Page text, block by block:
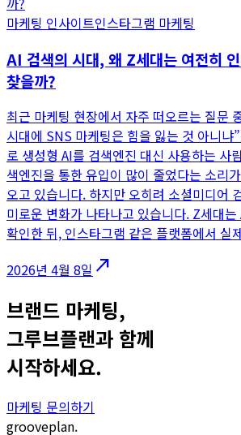
마케팅 인사이트인스타그램 마케팅
AI 검색의 시대, 왜 Z세대는 여전히
찾을까?
최근 마케팅 현장에서 자주 떠오르는 질문
시대에 SNS 마케팅은 힘을 잃는 것 아니냐
로 생성형 AI를 검색엔진 대신 사용하는 사
색엔진을 통한 유입이 많이 줄었다는 소리
오고 있습니다. 하지만 오히려 소셜미디어
미로운 변화가 나타나고 있습니다. Z세대
확인한 뒤, 인스타그램 같은 플랫폼에서
2026년 4월 8일 north_east
브랜드 마케팅,
그루브플랜과 함께
시작하세요.
마케팅 문의하기
grooveplan.